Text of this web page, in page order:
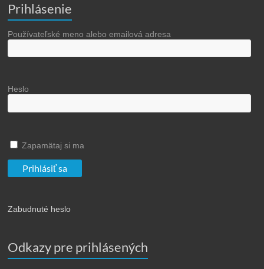
Prihlásenie
Používateľské meno alebo emailová adresa
Heslo
Zapamätaj si ma
Zabudnuté heslo
Odkazy pre prihlásených